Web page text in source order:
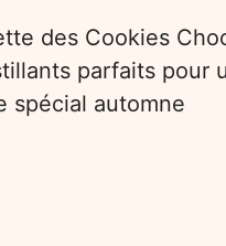
des Cookies
parfaits pour
spécial automne